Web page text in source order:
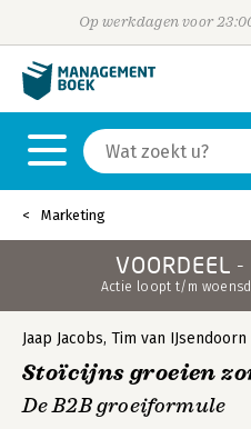
Op werkdagen voor
Marketing
VOORDEEL
Actie loopt t/m
Jaap Jacobs, Tim van IJsendoorn
Stoïcijns groeien
De B2B groeiformule